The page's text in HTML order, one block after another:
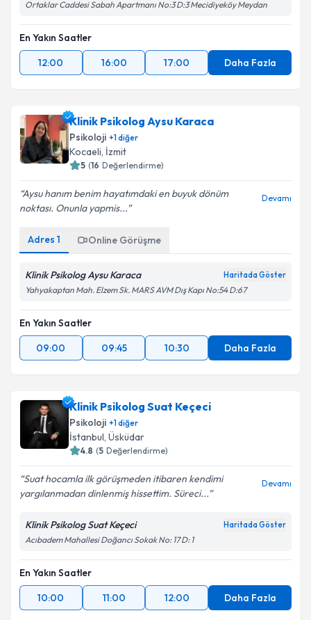
Ortaklar Caddesi Sabah Apartmanı No:3 D:3 Mecidiyeköy Meydan
En Yakın Saatler
12:00
16:00 17:00 Daha Fazla
Klinik Psikolog Aysu Karaca
Psikoloji +1diğer
Kocaeli, İzmit
5 (16 Değerlendirme)
Aysu hanım benim hayatımdaki en buyuk dönüm
noktası. Onunla yapmis...
Devamı
Adres 1 Online Görüşme
Klinik Psikolog Aysu Karaca Haritada Göster
Yahyakaptan Mah. Elzem Sk. MARS AVM Dış Kapı No:54 D:67
En Yakın Saatler
09:00
09:45 10:30 Daha Fazla
Klinik Psikolog Suat Keçeci
Psikoloji +1diğer
İstanbul, Üsküdar
4.8 (5 Değerlendirme)
Suat hocamla ilk görüşmeden itibaren kendimi
yargılanmadan dinlenmiş hissettim. Süreci...
Devamı
Klinik Psikolog Suat Keçeci Haritada Göster
Acıbadem Mahallesi Doğancı Sokak No: 17 D: 1
En Yakın Saatler
10:00
11:00 12:00 Daha Fazla